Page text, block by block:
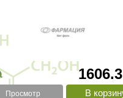
1606.3
Просмотр